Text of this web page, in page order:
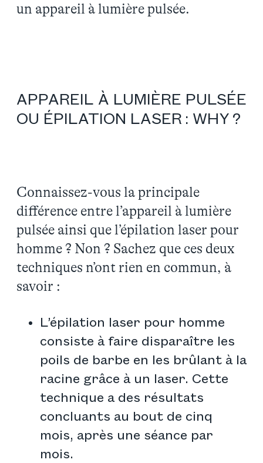
un appareil à lumière pulsée.
APPAREIL À LUMIÈRE PULSÉE
OU ÉPILATION LASER : WHY ?
Connaissez-vous la principale
différence entre l’appareil à lumière
pulsée ainsi que l’épilation laser pour
homme ? Non ? Sachez que ces deux
techniques n’ont rien en commun, à
savoir :
L’épilation laser pour homme
consiste à faire disparaître les
poils de barbe en les brûlant à la
racine grâce à un laser. Cette
technique a des résultats
concluants au bout de cinq
mois, après une séance par
mois.